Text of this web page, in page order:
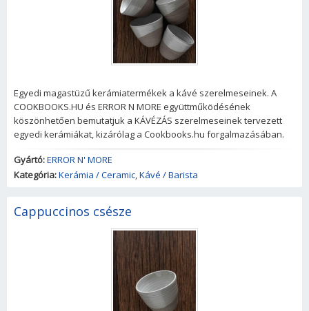
Egyedi magastüzű kerámiatermékek a kávé szerelmeseinek. A
COOKBOOKS.HU és ERROR N MORE együttműködésének
köszönhetően bemutatjuk a KÁVÉZÁS szerelmeseinek tervezett
egyedi kerámiákat, kizárólag a Cookbooks.hu forgalmazásában.
Gyártó:ERROR N' MORE
Kategória:Kerámia / Ceramic,Kávé / Barista
Cappuccinos csésze